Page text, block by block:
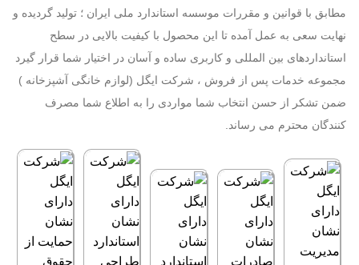
مطابق با قوانین و مقررات موسسه استاندارد ملی ایران ؛ تولید گردیده و
نهایت سعی به عمل آمده تا این محصول با کیفیت بالایی در سطح
استانداردهای بین المللی و کاربری ساده و آسان در اختیار شما قرار گیرد
مجموعه خدمات پس از فروش ، شرکت ایگل (لوازم خانگی آشپزخانه )
ضمن تشکر از حسن انتخاب شما مواردی را به اطلاع شما مصرف
کنندگان محترم می رساند.